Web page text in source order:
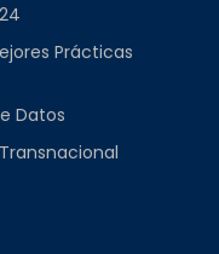
Prácticas
Datos